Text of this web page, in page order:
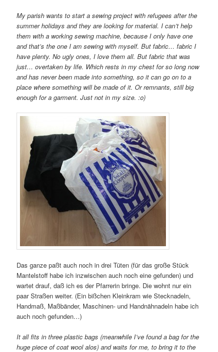
My parish wants to start a sewing project with refugees after the
summer holidays and they are looking for material. I can’t help
them with a working sewing machine, because I only have one
and that’s the one I am sewing with myself. But fabric… fabric I
have plenty. No ugly ones, I love them all. But fabric that was
just… overtaken by life. Which rests in my chest for so long now
and has never been made into something, so it can go on to a
place where something will be made of it. Or remnants, still big
enough for a garment. Just not in my size. :o)
Das ganze paßt auch noch in drei Tüten (für das große Stück
Mantelstoff habe ich inzwischen auch noch eine gefunden) und
wartet drauf, daß ich es der Pfarrerin bringe. Die wohnt nur ein
paar Straßen weiter. (Ein bißchen Kleinkram wie Stecknadeln,
Handmaß, Maßbänder, Maschinen- und Handnähnadeln habe ich
auch noch gefunden…)
It all fits in three plastic bags (meanwhile I’ve found a bag for the
huge piece of coat wool alos) and waits for me, to bring it to the